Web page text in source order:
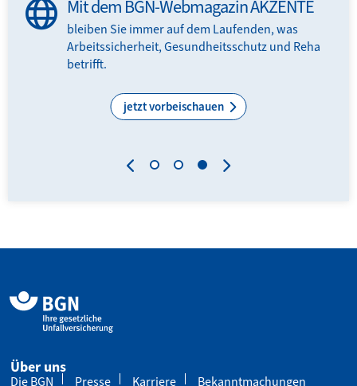
Mit dem BGN-Webmagazin AKZENTE
bleiben Sie immer auf dem Laufenden, was
Arbeitssicherheit, Gesundheitsschutz und Reha
betrifft.
jetzt vorbeischauen
Über uns
Die BGN Presse Karriere Bekanntmachungen